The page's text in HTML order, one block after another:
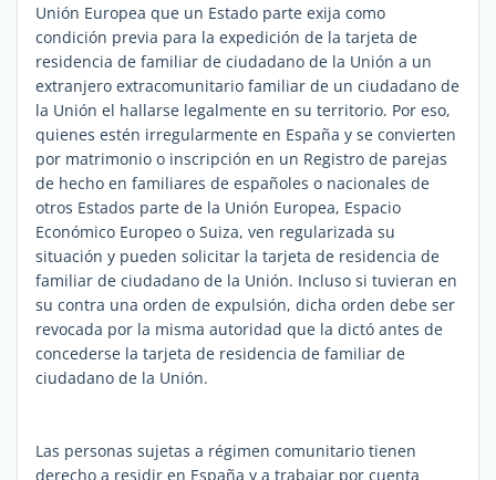
Unión Europea que un Estado parte exija como
condición previa para la expedición de la tarjeta de
residencia de familiar de ciudadano de la Unión a un
extranjero extracomunitario familiar de un ciudadano de
la Unión el hallarse legalmente en su territorio. Por eso,
quienes estén irregularmente en España y se convierten
por matrimonio o inscripción en un Registro de parejas
de hecho en familiares de españoles o nacionales de
otros Estados parte de la Unión Europea, Espacio
Económico Europeo o Suiza, ven regularizada su
situación y pueden solicitar la tarjeta de residencia de
familiar de ciudadano de la Unión. Incluso si tuvieran en
su contra una orden de expulsión, dicha orden debe ser
revocada por la misma autoridad que la dictó antes de
concederse la tarjeta de residencia de familiar de
ciudadano de la Unión.
Las personas sujetas a régimen comunitario tienen
derecho a residir en España y a trabajar por cuenta